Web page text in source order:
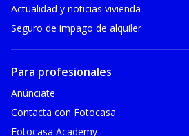
Actualidad y noticias vivienda
Seguro de impago de alquiler
Para profesionales
Anúnciate
Contacta con Fotocasa
Fotocasa Academy